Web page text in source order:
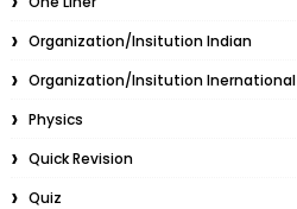
Organization/Insitution Indian
Organization/Insitution Inernational
Physics
Quick Revision
Quiz